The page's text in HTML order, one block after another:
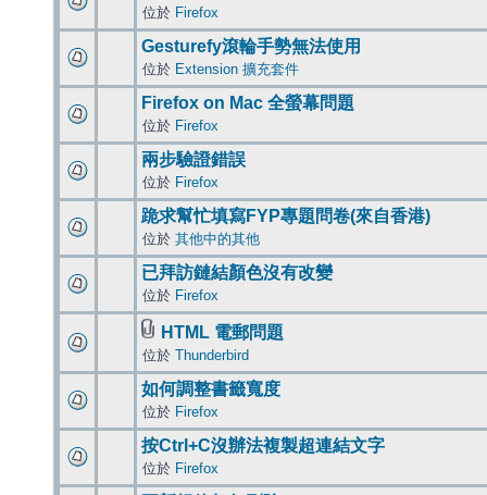
位於 Firefox
Gesturefy滾輪手勢無法使用
位於 Extension 擴充套件
Firefox on Mac 全螢幕問題
位於 Firefox
兩步驗證錯誤
位於 Firefox
跪求幫忙填寫FYP專題問卷(來自香港)
位於 其他中的其他
已拜訪鏈結顏色沒有改變
位於 Firefox
HTML 電郵問題
位於 Thunderbird
如何調整書籤寬度
位於 Firefox
按Ctrl+C沒辦法複製超連結文字
位於 Firefox